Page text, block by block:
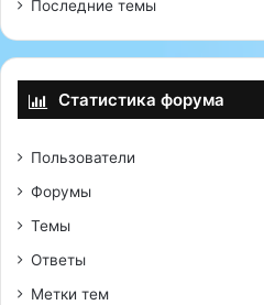
Последние темы
Статистика форума
Пользователи
Форумы
Темы
Ответы
Метки тем